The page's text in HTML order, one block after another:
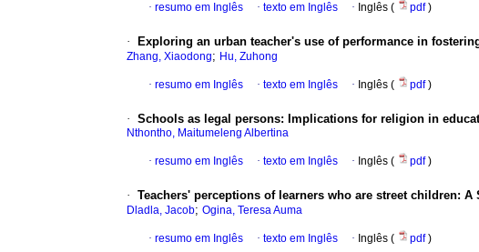
· resumo em Inglês · texto em Inglês · Inglês ( pdf)
· Exploring an urban teacher's use of performance in
Zhang, Xiaodong; Hu, Zuhong
· resumo em Inglês · texto em Inglês · Inglês ( pdf)
· Schools as legal persons: Implications for religion in
Nthontho, Maitumeleng Albertina
· resumo em Inglês · texto em Inglês · Inglês ( pdf)
· Teachers' perceptions of learners who are street children: A
Dladla, Jacob; Ogina, Teresa Auma
· resumo em Inglês · texto em Inglês · Inglês ( pdf)